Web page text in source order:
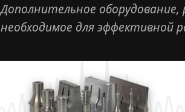
Дополнительное
необходимое для эффективной